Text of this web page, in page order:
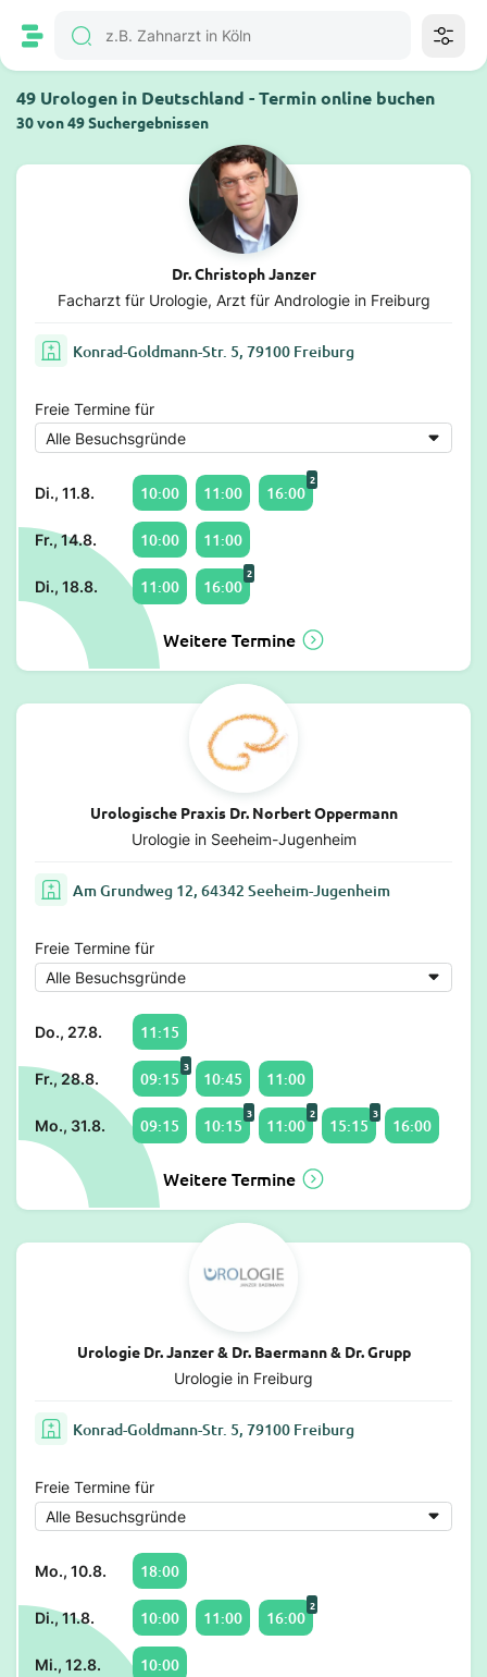
49 Urologen in Deutschland - Termin online buchen
30 von 49 Suchergebnissen
Dr. Christoph Janzer
Facharzt für Urologie, Arzt für Andrologie in Freiburg
Konrad-Goldmann-Str. 5, 79100 Freiburg
Freie Termine für
Di., 11.8. 10:00 11:00 16:00
2
Fr., 14.8. 10:00 11:00
Di., 18.8. 11:00 16:00
2
Weitere Termine
Urologische Praxis Dr. Norbert Oppermann
Urologie in Seeheim-Jugenheim
Am Grundweg 12, 64342 Seeheim-Jugenheim
Freie Termine für
Do., 27.8. 11:15
Fr., 28.8. 09:15
3
10:45 11:00
Mo., 31.8. 09:15 10:15
3
11:00
2
15:15
3
16:00
Weitere Termine
Urologie Dr. Janzer & Dr. Baermann & Dr. Grupp
Urologie in Freiburg
Konrad-Goldmann-Str. 5, 79100 Freiburg
Freie Termine für
Mo., 10.8. 18:00
Di., 11.8. 10:00 11:00 16:00
2
Mi., 12.8. 10:00